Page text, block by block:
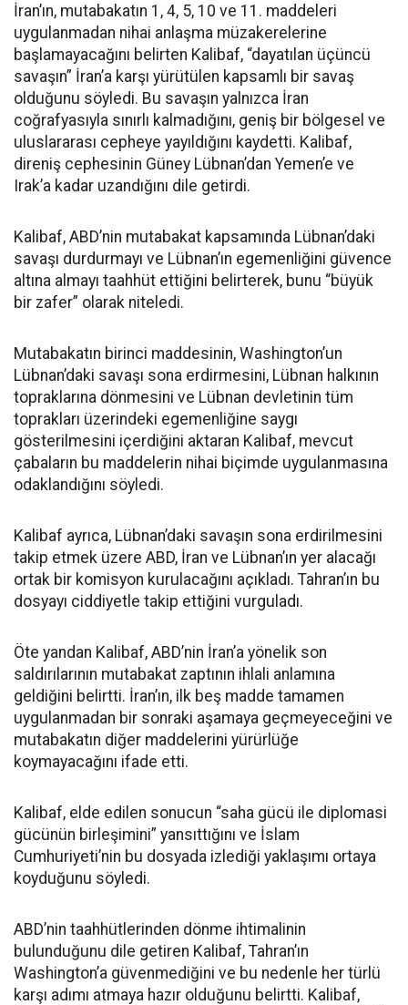
İran’ın, mutabakatın 1, 4, 5, 10 ve 11. maddeleri
uygulanmadan nihai anlaşma müzakerelerine
başlamayacağını belirten Kalibaf, “dayatılan üçüncü
savaşın” İran’a karşı yürütülen kapsamlı bir savaş
olduğunu söyledi. Bu savaşın yalnızca İran
coğrafyasıyla sınırlı kalmadığını, geniş bir bölgesel ve
uluslararası cepheye yayıldığını kaydetti. Kalibaf,
direniş cephesinin Güney Lübnan’dan Yemen’e ve
Irak’a kadar uzandığını dile getirdi.
Kalibaf, ABD’nin mutabakat kapsamında Lübnan’daki
savaşı durdurmayı ve Lübnan’ın egemenliğini güvence
altına almayı taahhüt ettiğini belirterek, bunu “büyük
bir zafer” olarak niteledi.
Mutabakatın birinci maddesinin, Washington’un
Lübnan’daki savaşı sona erdirmesini, Lübnan halkının
topraklarına dönmesini ve Lübnan devletinin tüm
toprakları üzerindeki egemenliğine saygı
gösterilmesini içerdiğini aktaran Kalibaf, mevcut
çabaların bu maddelerin nihai biçimde uygulanmasına
odaklandığını söyledi.
Kalibaf ayrıca, Lübnan’daki savaşın sona erdirilmesini
takip etmek üzere ABD, İran ve Lübnan’ın yer alacağı
ortak bir komisyon kurulacağını açıkladı. Tahran’ın bu
dosyayı ciddiyetle takip ettiğini vurguladı.
Öte yandan Kalibaf, ABD’nin İran’a yönelik son
saldırılarının mutabakat zaptının ihlali anlamına
geldiğini belirtti. İran’ın, ilk beş madde tamamen
uygulanmadan bir sonraki aşamaya geçmeyeceğini ve
mutabakatın diğer maddelerini yürürlüğe
koymayacağını ifade etti.
Kalibaf, elde edilen sonucun “saha gücü ile diplomasi
gücünün birleşimini” yansıttığını ve İslam
Cumhuriyeti’nin bu dosyada izlediği yaklaşımı ortaya
koyduğunu söyledi.
ABD’nin taahhütlerinden dönme ihtimalinin
bulunduğunu dile getiren Kalibaf, Tahran’ın
Washington’a güvenmediğini ve bu nedenle her türlü
karşı adımı atmaya hazır olduğunu belirtti. Kalibaf,